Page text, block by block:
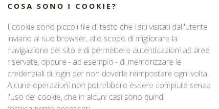
COSA SONO I COOKIE?
I cookie sono piccoli file di testo che i siti visitati dall'utente
inviano al suo browser, allo scopo di migliorare la
navigazione del sito e di permettere autenticazioni ad aree
riservate, oppure - ad esempio - di memorizzare le
credenziali di login per non doverle reimpostare ogni volta.
Alcune operazioni non potrebbero essere compiute senza
l'uso dei cookie, che in alcuni casi sono quindi